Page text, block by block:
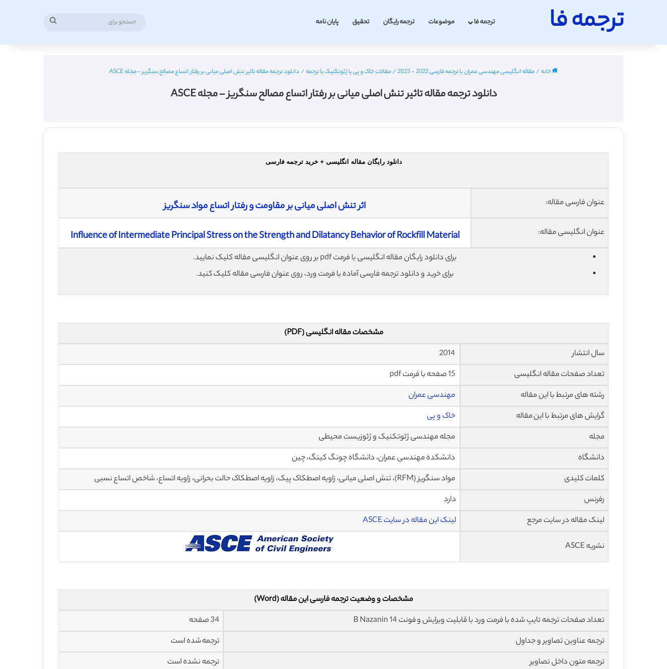
ترجمه فا ترجمه فا موضوعات ترجمه رایگان تحقیق پایان نامه
خانه/مقاله انگلیسی مهندسی عمران با ترجمه فارسی 2022 - 2023 /مقالات خاک و پی یا ژئوتکنیک با ترجمه/ دانلود ترجمه مقاله تاثیر تنش اصلی میانی بر رفتار اتساع مصالح سنگریز – مجله ASCE
دانلود ترجمه مقاله تاثیر تنش اصلی میانی بر رفتار اتساع مصالح سنگریز – مجله ASCE
دانلود رایگان مقاله انگلیسی + خرید ترجمه فارسی
عنوان فارسی مقاله: اثر تنش اصلی میانی بر مقاومت و رفتار اتساع مواد سنگریز
عنوان انگلیسی مقاله: Influence of Intermediate Principal Stress on the Strength and Dilatancy Behavior of Rockfill Material
برای دانلود رایگان مقاله انگلیسی با فرمت pdf بر روی عنوان انگلیسی مقاله کلیک نمایید.
برای خرید و دانلود ترجمه فارسی آماده با فرمت ورد، روی عنوان فارسی مقاله کلیک کنید.
مشخصات مقاله انگلیسی (PDF)
سال انتشار
تعداد صفحات مقاله انگلیسی
رشته های مرتبط با این مقاله
مهندسی عمران
گرایش های مرتبط با این مقاله
خاک و پی
مجله
مجله مهندسی ژئوتکنیک و ژئوزیست محیطی
دانشگاه
دانشکده مهندسی عمران، دانشگاه چونگ کینگ، چین
کلمات کلیدی
مواد سنگریز (RFM)، تنش اصلی میانی، زاویه اصطکاک پیک، زاویه اصطکاک حالت بحرانی، زاویه اتساع، شاخص اتساع نسبی
رفرنس
دارد
لینک مقاله در سایت مرجع
لینک این مقاله در سایت ASCE
نشریه ASCE
مشخصات و وضعیت ترجمه فارسی این مقاله (Word)
تعداد صفحات ترجمه تایپ شده با فرمت ورد با قابلیت ویرایش و فونت 14 B Nazanin
34 صفحه
ترجمه عناوین تصاویر و جداول
ترجمه شده است
ترجمه متون داخل تصاویر
ترجمه نشده است